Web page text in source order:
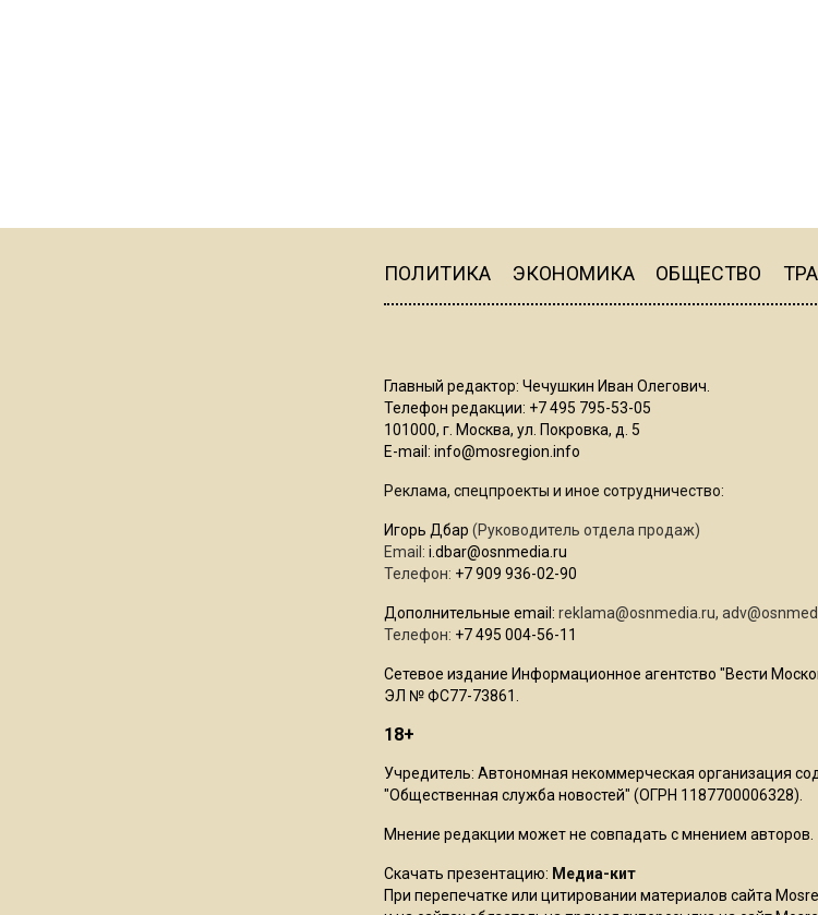
ПОЛИТИКА ЭКОНОМИКА ОБЩЕСТВО
Главный редактор: Чечушкин Иван Олегович.
Телефон редакции: +7 495 795-53-05
101000, г. Москва, ул. Покровка, д. 5
E-mail: info@mosregion.info
Реклама, спецпроекты и иное сотрудничество:
Игорь Дбар (Руководитель отдела продаж)
Email: i.dbar@osnmedia.ru
Телефон: +7 909 936-02-90
Дополнительные email: reklama@osnmedia.ru,
Телефон: +7 495 004-56-11
Сетевое издание Информационное агентство "Вести
ЭЛ № ФС77-73861.
18+
Учредитель: Автономная некоммерческая организация
"Общественная служба новостей" (ОГРН 1187700006328).
Мнение редакции может не совпадать с мнением авторов.
Скачать презентацию: Медиа-кит
При перепечатке или цитировании материалов сайта